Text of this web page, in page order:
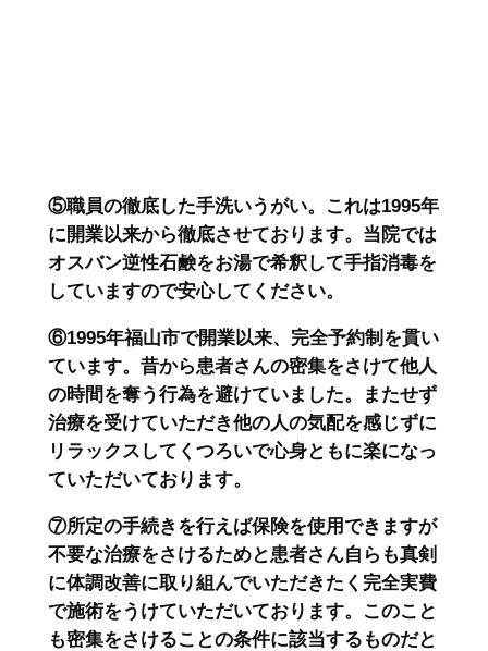
⑤職員の徹底した手洗いうがい。これは1995年
に開業以来から徹底させております。当院では
オスバン逆性石鹸をお湯で希釈して手指消毒を
していますので安心してください。
⑥1995年福山市で開業以来、完全予約制を貫い
ています。昔から患者さんの密集をさけて他人
の時間を奪う行為を避けていました。またせず
治療を受けていただき他の人の気配を感じずに
リラックスしてくつろいで心身ともに楽になっ
ていただいております。
⑦所定の手続きを行えば保険を使用できますが
不要な治療をさけるためと患者さん自らも真剣
に体調改善に取り組んでいただきたく完全実費
で施術をうけていただいております。このこと
も密集をさけることの条件に該当するものだと